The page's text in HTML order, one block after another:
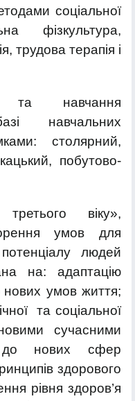
соціальної
фізкультура,
трудова терапія і
та навчання
навчальних
столярний,
побутово-
віку»,
умов для
потенціалу людей
на: адаптацію
нових умов життя;
та соціальної
сучасними
до нових сфер
здорового
рівня здоров’я